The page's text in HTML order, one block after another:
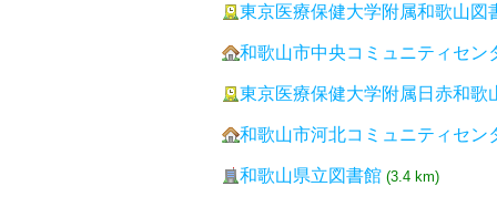
東京医療保健大学附属和歌山図
和歌山市中央コミュニティセン
東京医療保健大学附属日赤和歌
和歌山市河北コミュニティセン
和歌山県立図書館 (3.4 km)